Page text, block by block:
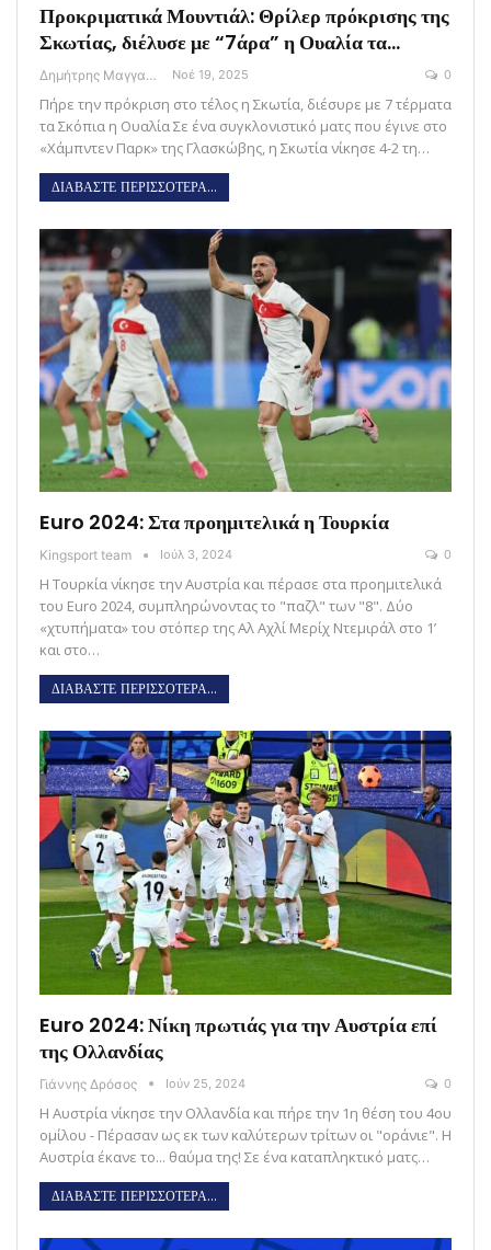
Προκριματικά Μουντιάλ: Θρίλερ πρόκρισης της
Σκωτίας, διέλυσε με “7άρα” η Ουαλία τα…
Δημήτρης Μαγγανάρης Νοέ 19, 2025 0
Πήρε την πρόκριση στο τέλος η Σκωτία, διέσυρε με 7 τέρματα
τα Σκόπια η Ουαλία Σε ένα συγκλονιστικό ματς που έγινε στο
«Χάμπντεν Παρκ» της Γλασκώβης, η Σκωτία νίκησε 4-2 τη…
ΔΙΑΒΑΣΤΕ ΠΕΡΙΣΣΟΤΕΡΑ...
Euro 2024: Στα προημιτελικά η Τουρκία
Kingsport team Ιούλ 3, 2024 0
Η Τουρκία νίκησε την Αυστρία και πέρασε στα προημιτελικά
του Euro 2024, συμπληρώνοντας το "παζλ" των "8". Δύο
«χτυπήματα» του στόπερ της Αλ Αχλί Μερίχ Ντεμιράλ στο 1’
και στο…
ΔΙΑΒΑΣΤΕ ΠΕΡΙΣΣΟΤΕΡΑ...
Euro 2024: Νίκη πρωτιάς για την Αυστρία επί
της Ολλανδίας
Γιάννης Δρόσος Ιούν 25, 2024 0
Η Αυστρία νίκησε την Ολλανδία και πήρε την 1η θέση του 4ου
ομίλου - Πέρασαν ως εκ των καλύτερων τρίτων οι "οράνιε". Η
Αυστρία έκανε το... θαύμα της! Σε ένα καταπληκτικό ματς…
ΔΙΑΒΑΣΤΕ ΠΕΡΙΣΣΟΤΕΡΑ...